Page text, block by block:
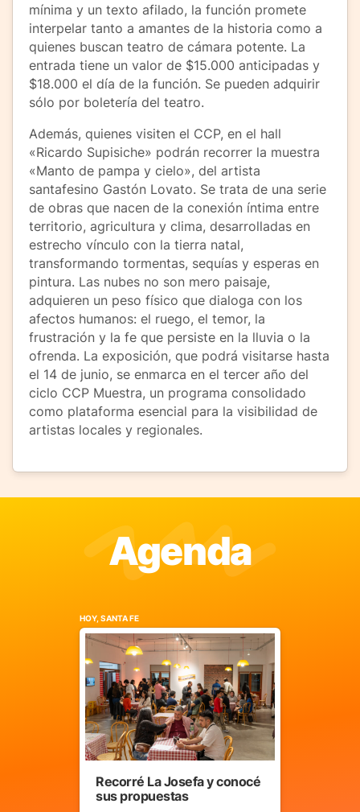
mínima y un texto afilado, la función promete
interpelar tanto a amantes de la historia como a
quienes buscan teatro de cámara potente. La
entrada tiene un valor de $15.000 anticipadas y
$18.000 el día de la función. Se pueden adquirir
sólo por boletería del teatro.
Además, quienes visiten el CCP, en el hall
«Ricardo Supisiche» podrán recorrer la muestra
«Manto de pampa y cielo», del artista
santafesino Gastón Lovato. Se trata de una serie
de obras que nacen de la conexión íntima entre
territorio, agricultura y clima, desarrolladas en
estrecho vínculo con la tierra natal,
transformando tormentas, sequías y esperas en
pintura. Las nubes no son mero paisaje,
adquieren un peso físico que dialoga con los
afectos humanos: el ruego, el temor, la
frustración y la fe que persiste en la lluvia o la
ofrenda. La exposición, que podrá visitarse hasta
el 14 de junio, se enmarca en el tercer año del
ciclo CCP Muestra, un programa consolidado
como plataforma esencial para la visibilidad de
artistas locales y regionales.
Agenda
HOY, SANTA FE
Recorré La Josefa y conocé
sus propuestas